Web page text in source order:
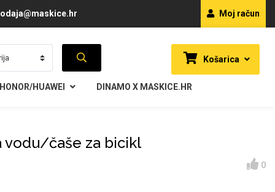
Moj račun
Košarica
HUAWEI DINAMO X MASKICE.HR
vodu/čaše za bicikl
0